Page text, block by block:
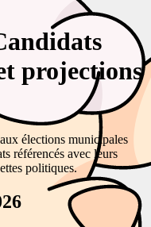
projections
élections municipales
référencés avec leurs
politiques.